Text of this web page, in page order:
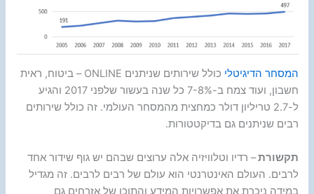
המסחר הדיגיטלי
כולל שירותים שניתנים ONLINE – ביטוח, ראית
חשבון, ועוד צמח ב-7-8% כל שנה בעשור שלפני 2017 והגיע
ל-2.7 טריליון דולר כמחצית מהמסחר העולמי. זה כולל שירותים
רבים שניתנים גם בדיקטטורות.
תקשורת– רדיו וטלוויזיה אלה ערוצים שבהם יש גוף שידור אחד
לרבים. העולם האינטרנטי הוא עולם של רבים לרבים. זה מגדיל
במידה ניכרת את אפשרויות המידע והתוכן של אזרחים גם